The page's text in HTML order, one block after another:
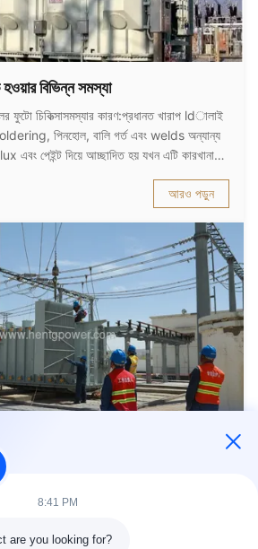
হওয়ার বিভিন্ন সমস্যা
ফুটো চিকিত্সাসমস্যার কারণ:প্রধানত খারাপ ldালাই
পিনহোল, বালি গর্ত এবং welds অন্যান্য
এবং পেইন্ট দিয়ে আচ্ছাদিত হয় যখন এটি কারখানা
আরও পড়ুন
ইনস্টলেশন কেস
আবাসিক এলাকা, বাণিজ্যিক কেন্দ্র, শিল্প পার্ক এবং
এখানে প্রধান সুবিধাগুলি হল: ১. উচ্চতর শক্তি
8:41 PM
are you looking for?